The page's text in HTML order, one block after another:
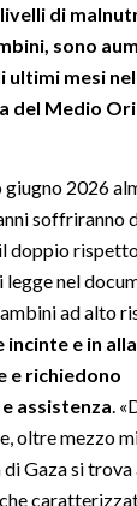
di
sono
ultimi mesi
del Medio
giugno 2026
soffriranno
doppio
nel
ad alto
incinte e in
e richiedono
assistenza .
oltre mezzo
di Gaza si